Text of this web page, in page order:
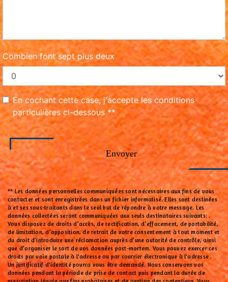
Combien font sept plus deux
En cochant cette case, j'accepte les conditions
particulières ci-dessous **
Envoyer
** Les données personnelles communiquées sont nécessaires aux fins de vous
contacter et sont enregistrées dans un fichier informatisé. Elles sont destinées
à et ses sous-traitants dans le seul but de répondre à votre message. Les
données collectées seront communiquées aux seuls destinataires suivants: .
Vous disposez de droits d’accès, de rectification, d’effacement, de portabilité,
de limitation, d’opposition, de retrait de votre consentement à tout moment et
du droit d’introduire une réclamation auprès d’une autorité de contrôle, ainsi
que d’organiser le sort de vos données post-mortem. Vous pouvez exercer ces
droits par voie postale à l'adresse ou par courrier électronique à l'adresse .
Un justificatif d'identité pourra vous être demandé. Nous conservons vos
données pendant la période de prise de contact puis pendant la durée de